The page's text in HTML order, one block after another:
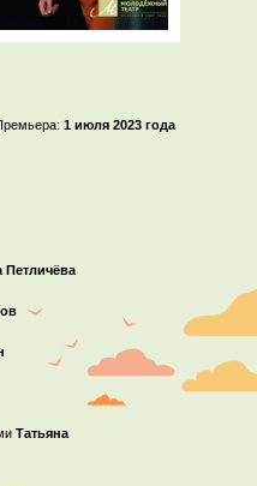
1 июля 2023 года
Петличёва
Татьяна